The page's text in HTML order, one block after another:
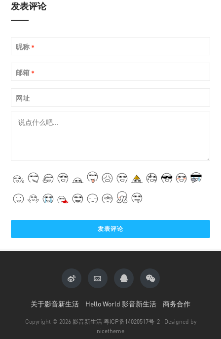
发表评论
昵称 *
邮箱 *
网址
关于影音新生活 Hello World 影音新生活 商务合作
Copyright © 2026 影音新生活 粤ICP备14020517号-2 · Designed by
nicetheme